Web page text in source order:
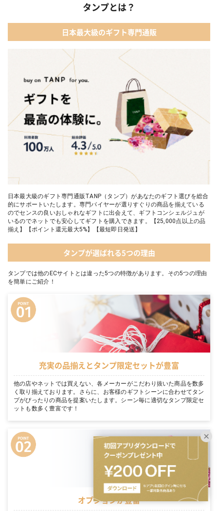
タンプとは？
日本最大級のギフト専門通販
日本最大級のギフト専門通販TANP（タンプ）があなたのギフト選びを総合
的にサポートいたします。専門バイヤーが選りすぐりの商品を揃えている
のでセンスの良いおしゃれなギフトに出会えて、ギフトコンシェルジュが
いるのでネットでも安心してギフトを購入できます。【25,000点以上の品
揃え】【ポイント還元最大5%】【最短即日発送】
タンプが選ばれる5つの理由
タンプでは他のECサイトとは違った5つの特徴があります。その5つの理由
を簡単にご紹介！
充実の品揃えとタンプ限定セットが豊富
他の店やネットでは買えない、各メーカーがこだわり抜いた商品を数多
く取り揃えております。さらに、お客様のギフトシーンに合わせてタン
プがぴったりの商品を提案いたします。シーン毎に適切なタンプ限定セ
ットも数多く豊富です！
オプションが豊富